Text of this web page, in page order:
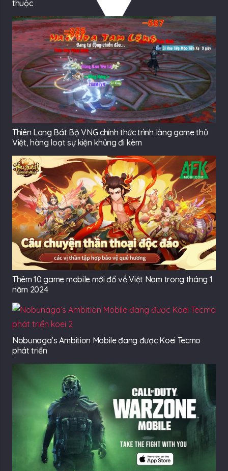
thuộc
Thiên Long Bát Bộ VNG chính thức trình làng game thủ
Việt, hàng loạt sự kiện khủng đi kèm
Thêm 10 game mobile mới đổ về Việt Nam trong tháng 1
năm 2024
Nobunaga’s Ambition Mobile đang được Koei Tecmo
phát triển